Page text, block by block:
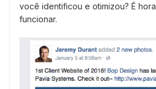
você identificou e otimizou? É
funcionar.